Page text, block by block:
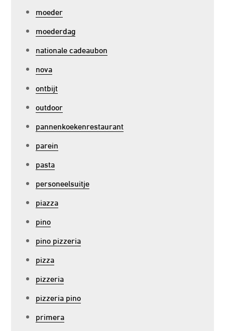
moeder
moederdag
nationale cadeaubon
nova
ontbijt
outdoor
pannenkoekenrestaurant
parein
pasta
personeelsuitje
piazza
pino
pino pizzeria
pizza
pizzeria
pizzeria pino
primera